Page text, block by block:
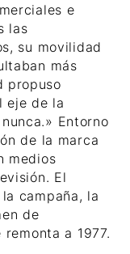
e
las
su movilidad
más
propuso
eje de la
Entorno
de la marca
medios
El
campaña, la
de
a 1977.